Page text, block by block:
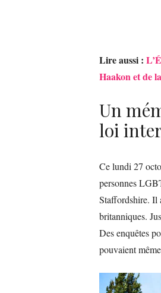
Lire aussi :
Haakon et de
Un
loi
Ce lundi 27
personnes
Staffordshire. Il
britanniques.
Des enquêtes
pouvaient